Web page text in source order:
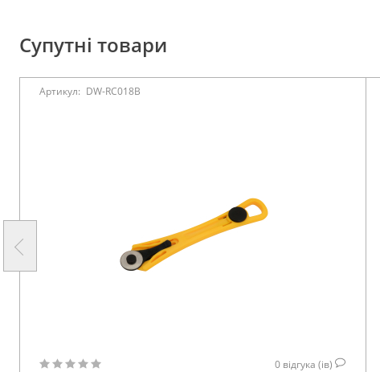
Супутні товари
Артикул: DW-RC018B
0 відгука (ів)